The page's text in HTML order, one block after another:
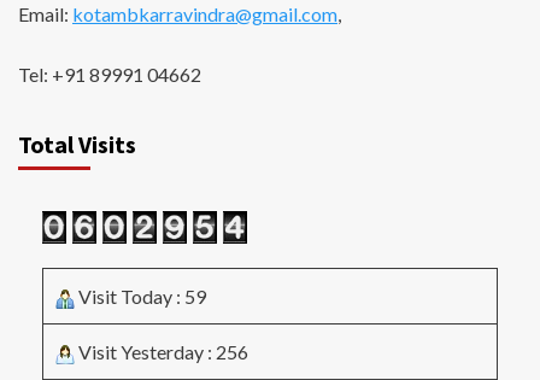
Email: kotambkarravindra@gmail.com
Tel: +91 89991 04662
Total Visits
Visit Today : 59
Visit Yesterday : 256